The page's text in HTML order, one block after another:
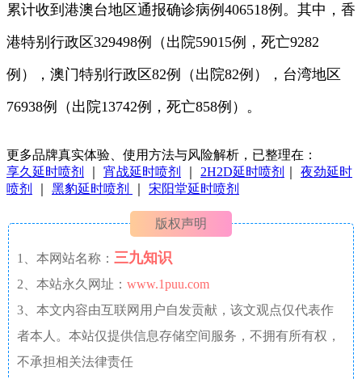
累计收到港澳台地区通报确诊病例406518例。其中，香
港特别行政区329498例（出院59015例，死亡9282
例），澳门特别行政区82例（出院82例），台湾地区
76938例（出院13742例，死亡858例）。
更多品牌真实体验、使用方法与风险解析，已整理在：
享久延时喷剂
宵战延时喷剂 2H2D延时喷剂
夜劲延时
喷剂
黑豹延时喷剂 宋阳堂延时喷剂
版权声明
1、本网站名称： 三九知识
2、本站永久网址： www.1puu.com
3、本文内容由互联网用户自发贡献，该文观点仅代表作
者本人。本站仅提供信息存储空间服务，不拥有所有权，
不承担相关法律责任